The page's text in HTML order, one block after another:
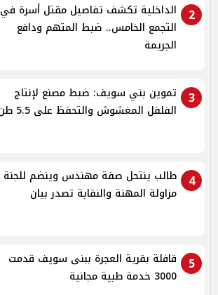
2
الداخلية تكشف تفاصيل مقتل أسرة في
التجمع الخامس.. ضبط المتهم ودافع
الجريمة
3
تموين بني سويف: ضبط مصنع لإنتاج
الفلفل المغشوش والتحفظ على 5.5 طن
4
طالب ينتحل صفة مهندس وينضم للجنة
مزاولة المهنة والنقابة تصدر بيان
5
قافلة بقرية العجرة ببنى سويف قدمت
3000 خدمة طبية مجانية